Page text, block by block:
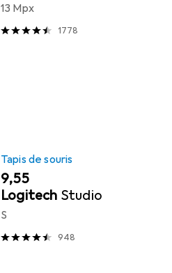
13 Mpx
1778
Tapis de souris
EUR
9,55
Logitech Studio
S
948